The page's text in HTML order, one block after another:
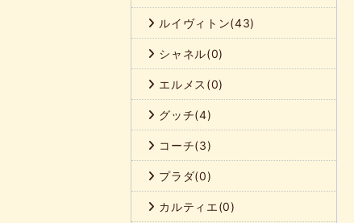
ルイヴィトン(43)
シャネル(0)
エルメス(0)
グッチ(4)
コーチ(3)
プラダ(0)
カルティエ(0)